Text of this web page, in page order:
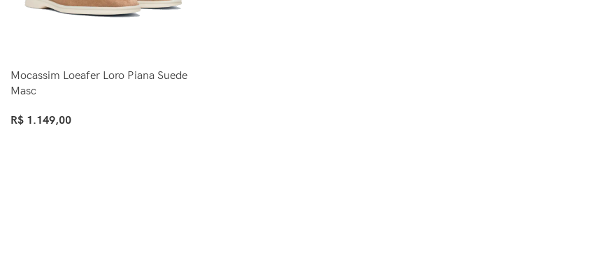
Mocassim Loeafer Loro Piana Suede
Masc
R$ 1.149,00